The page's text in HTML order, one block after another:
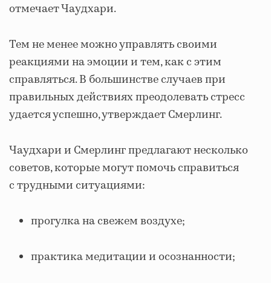
отмечает Чаудхари.
Тем не менее можно управлять своими
реакциями на эмоции и тем, как с этим
справляться. В большинстве случаев при
правильных действиях преодолевать стресс
удается успешно, утверждает Смерлинг.
Чаудхари и Смерлинг предлагают несколько
советов, которые могут помочь справиться
с трудными ситуациями:
прогулка на свежем воздухе;
практика медитации и осознанности;